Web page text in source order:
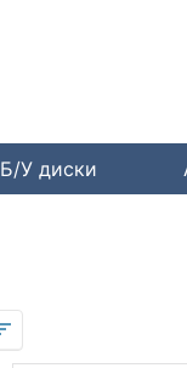
Б/У диски